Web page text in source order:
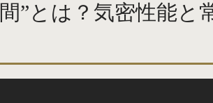
”とは？気密性能と